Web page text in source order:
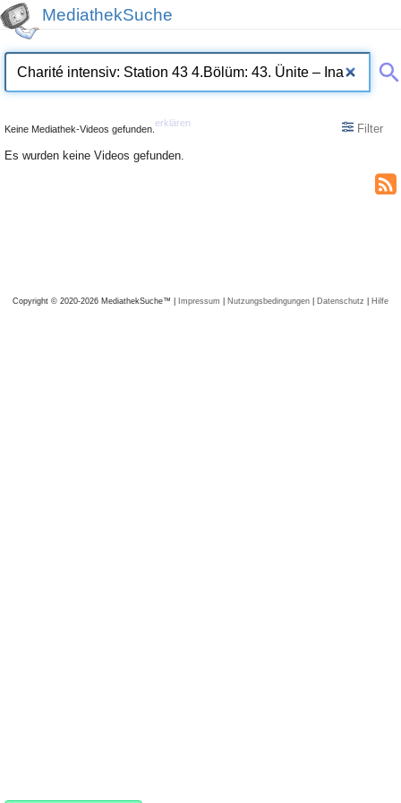
MediathekSuche
Keine Mediathek-Videos gefunden.
erklären
Filter
Es wurden keine Videos gefunden.
Copyright © 2020-2026 MediathekSuche™ | Impressum | Nutzungsbedingungen | Datenschutz | Hilfe